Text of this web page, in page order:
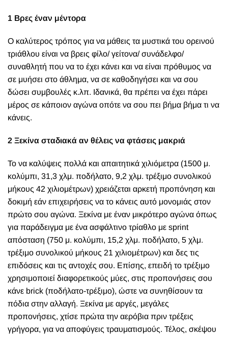
1 Βρες έναν μέντορα
Ο καλύτερος τρόπος για να μάθεις τα μυστικά του ορεινού
τριάθλου είναι να βρεις φίλο/ γείτονα/ συνάδελφο/
συναθλητή που να το έχει κάνει και να είναι πρόθυμος να
σε μυήσει στο άθλημα, να σε καθοδηγήσει και να σου
δώσει συμβουλές κ.λπ. Ιδανικά, θα πρέπει να έχει πάρει
μέρος σε κάποιον αγώνα οπότε να σου πει βήμα βήμα τι να
κάνεις.
2 Ξεκίνα σταδιακά αν θέλεις να φτάσεις μακριά
Το να καλύψεις πολλά και απαιτητικά χιλιόμετρα (1500 μ.
κολύμπι, 31,3 χλμ. ποδήλατο, 9,2 χλμ. τρέξιμο συνολικού
μήκους 42 χιλιομέτρων) χρειάζεται αρκετή προπόνηση και
δοκιμή εάν επιχειρήσεις να το κάνεις αυτό μονομιάς στον
πρώτο σου αγώνα. Ξεκίνα με έναν μικρότερο αγώνα όπως
για παράδειγμα με ένα ασφάλτινο τρίαθλο με sprint
απόσταση (750 μ. κολύμπι, 15,2 χλμ. ποδήλατο, 5 χλμ.
τρέξιμο συνολικού μήκους 21 χιλιομέτρων) και δες τις
επιδόσεις και τις αντοχές σου. Επίσης, επειδή το τρέξιμο
χρησιμοποιεί διαφορετικούς μύες, στις προπονήσεις σου
κάνε brick (ποδήλατο-τρέξιμο), ώστε να συνηθίσουν τα
πόδια στην αλλαγή. Ξεκίνα με αργές, μεγάλες
προπονήσεις, χτίσε πρώτα την αερόβια πριν τρέξεις
γρήγορα, για να αποφύγεις τραυματισμούς. Τέλος, σκέψου